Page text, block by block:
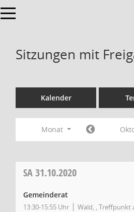
Toggle navigation
Sitzungen mit
Kalender
Monat
SA31.10.2020
Gemeinderat
13:30-15:55 Uhr Wald, ,